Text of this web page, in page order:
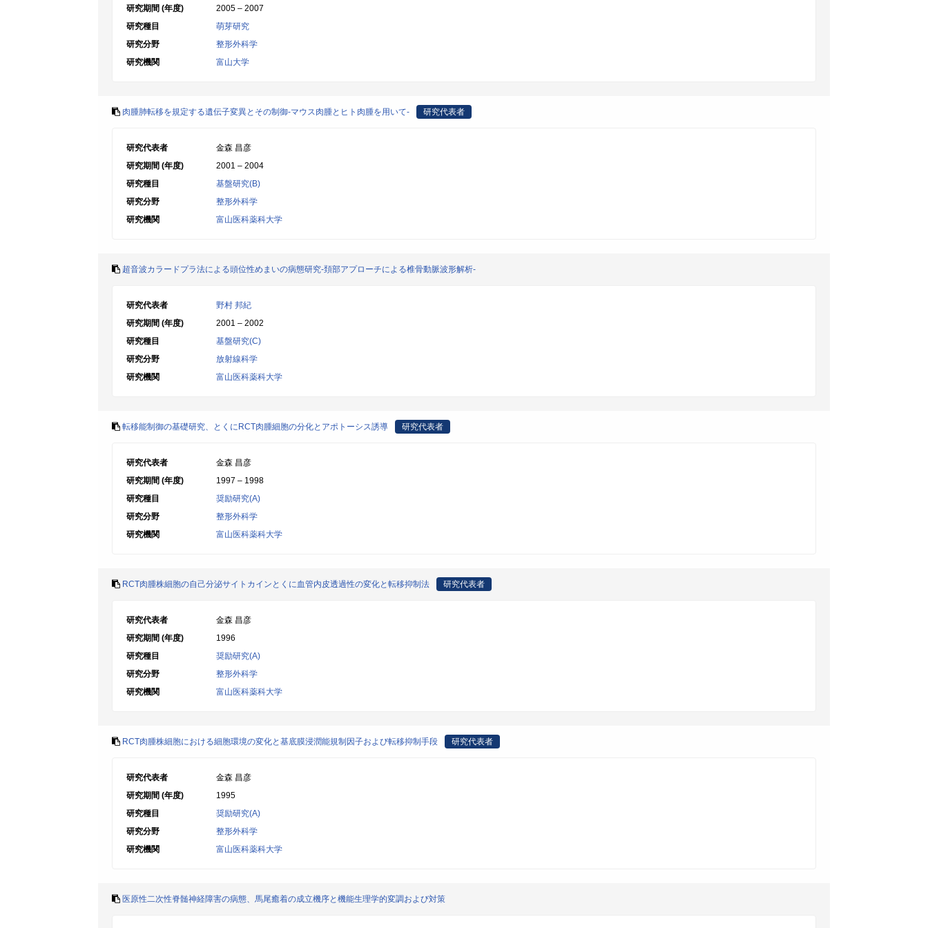
研究期間 (年度)
2005 – 2007
研究種目
萌芽研究
研究分野
整形外科学
研究機関
富山大学
肉腫肺転移を規定する遺伝子変異とその制御-マウス肉腫とヒト肉腫を用いて- 研究代表者
研究代表者
金森 昌彦
研究期間 (年度)
2001 – 2004
研究種目
基盤研究(B)
研究分野
整形外科学
研究機関
富山医科薬科大学
超音波カラードプラ法による頭位性めまいの病態研究-頚部アプローチによる椎骨動脈波形解析-
研究代表者
野村 邦紀
研究期間 (年度)
2001 – 2002
研究種目
基盤研究(C)
研究分野
放射線科学
研究機関
富山医科薬科大学
転移能制御の基礎研究、とくにRCT肉腫細胞の分化とアポトーシス誘導 研究代表者
研究代表者
金森 昌彦
研究期間 (年度)
1997 – 1998
研究種目
奨励研究(A)
研究分野
整形外科学
研究機関
富山医科薬科大学
RCT肉腫株細胞の自己分泌サイトカインとくに血管内皮透過性の変化と転移抑制法 研究代表者
研究代表者
金森 昌彦
研究期間 (年度)
1996
研究種目
奨励研究(A)
研究分野
整形外科学
研究機関
富山医科薬科大学
RCT肉腫株細胞における細胞環境の変化と基底膜浸潤能規制因子および転移抑制手段 研究代表者
研究代表者
金森 昌彦
研究期間 (年度)
1995
研究種目
奨励研究(A)
研究分野
整形外科学
研究機関
富山医科薬科大学
医原性二次性脊髄神経障害の病態、馬尾癒着の成立機序と機能生理学的変調および対策